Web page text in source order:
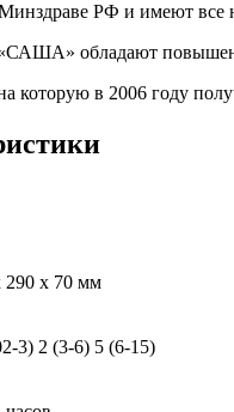
РФ и имеют все
обладают
которую в 2006 году
290 x 70 мм
3) 2 (3-6) 5 (6-15)